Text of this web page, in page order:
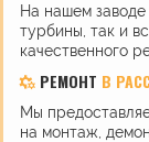
На нашем
турбины, так и
качественного
РЕМОНТ В
Мы
на монтаж,